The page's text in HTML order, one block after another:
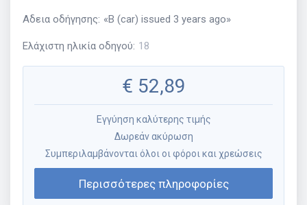
Αδεια οδήγησης: «B (car) issued 3 years ago»
Ελάχιστη ηλικία οδηγού: 18
€ 52,89
Εγγύηση καλύτερης τιμής
Δωρεάν ακύρωση
Συμπεριλαμβάνονται όλοι οι φόροι και χρεώσεις
Περισσότερες πληροφορίες